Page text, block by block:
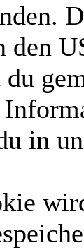
den
du
in